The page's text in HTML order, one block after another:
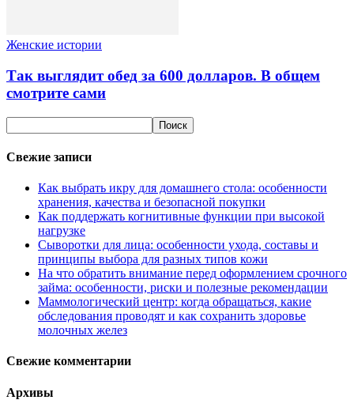
Женские истории
Так выглядит обед за 600 долларов. В общем
смотрите сами
Свежие записи
Как выбрать икру для домашнего стола: особенности
хранения, качества и безопасной покупки
Как поддержать когнитивные функции при высокой
нагрузке
Сыворотки для лица: особенности ухода, составы и
принципы выбора для разных типов кожи
На что обратить внимание перед оформлением срочного
займа: особенности, риски и полезные рекомендации
Маммологический центр: когда обращаться, какие
обследования проводят и как сохранить здоровье
молочных желез
Свежие комментарии
Архивы